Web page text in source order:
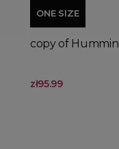
ONE SIZE
copy of
zł95.99